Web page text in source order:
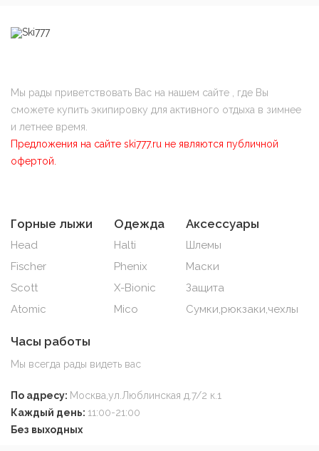
Мы рады приветствовать Вас на нашем сайте , где Вы
сможете купить экипировку для активного отдыха в зимнее
и летнее время.
Предложения на сайте ski777.ru не являются публичной
офертой.
Горные лыжи
Head
Fischer
Scott
Atomic
Одежда
Halti
Phenix
X-Bionic
Mico
Аксессуары
Шлемы
Маски
Защита
Сумки,рюкзаки,чехлы
Часы работы
Мы всегда рады видеть вас
По адресу: Москва,ул.Люблинская д.7/2 к.1
Каждый день: 11:00-21:00
Без выходных